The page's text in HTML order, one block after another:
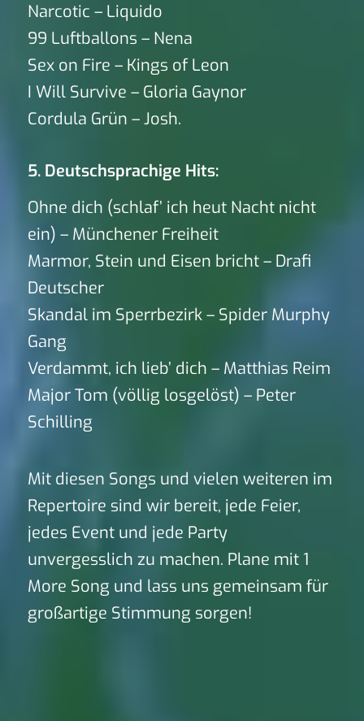
Narcotic – Liquido
99 Luftballons – Nena
Sex on Fire – Kings of Leon
I Will Survive – Gloria Gaynor
Cordula Grün – Josh.
5. Deutschsprachige Hits:
Ohne dich (schlaf’ ich heut Nacht nicht
ein) – Münchener Freiheit
Marmor, Stein und Eisen bricht – Drafi
Deutscher
Skandal im Sperrbezirk – Spider Murphy
Gang
Verdammt, ich lieb’ dich – Matthias Reim
Major Tom (völlig losgelöst) – Peter
Schilling
Mit diesen Songs und vielen weiteren im
Repertoire sind wir bereit, jede Feier,
jedes Event und jede Party
unvergesslich zu machen. Plane mit 1
More Song und lass uns gemeinsam für
großartige Stimmung sorgen!